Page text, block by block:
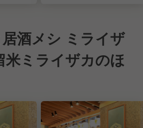
酒メシ ミライザ
米ミライザカのほ